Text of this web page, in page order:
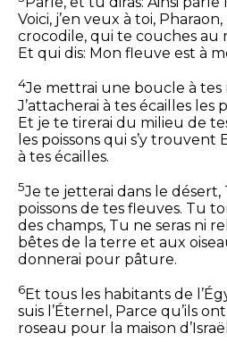
Voici, j’en veux à toi,
crocodile, qui te couches au
Et qui dis: Mon fleuve est à
4Je mettrai une boucle à tes
J’attacherai à tes écailles les
Et je te tirerai du milieu de
les poissons qui s’y trouvent
à tes écailles.
5Je te jetterai dans le désert,
poissons de tes fleuves. Tu
des champs, Tu ne seras ni
bêtes de la terre et aux
donnerai pour pâture.
6Et tous les habitants de
suis l’Éternel, Parce qu’ils
roseau pour la maison